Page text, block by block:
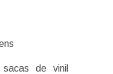
de vinil